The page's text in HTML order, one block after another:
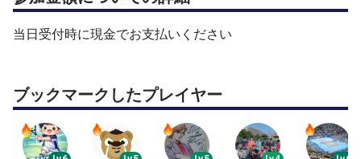
https://lin.ee/E0J66nD
当日受付時に現金でお支払いください
ブックマークしたプレイヤー